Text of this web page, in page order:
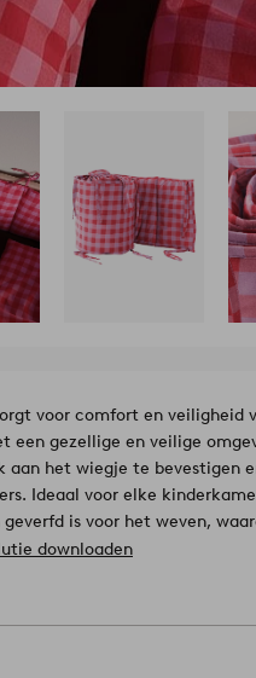
voor comfort en
een gezellige en veilige
aan het wiegje te bevestigen
Ideaal voor elke
is voor het weven,
uitziet.
hoe hoger de
downloaden